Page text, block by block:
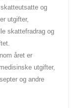
og
utgifter,
skattefradrag og
året er
utgifter,
og andre